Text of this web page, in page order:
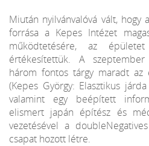
Miután nyilvánvalóvá vált, hogy
forrása a Kepes Intézet
működtetésére, az
értékesítettük. A
három fontos tárgy maradt az
(Kepes György: Elasztikus
valamint egy beépített
elismert japán építész és
vezetésével a
csapat hozott létre.